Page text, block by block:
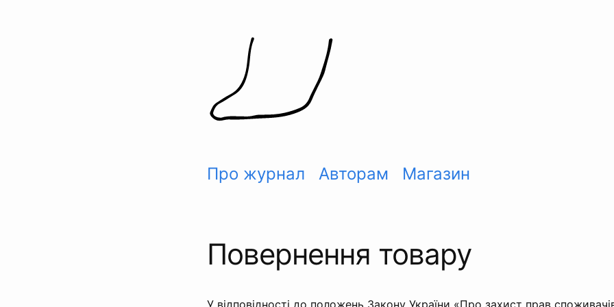
Про журнал Авторам Магазин
Повернення товару
У відповідності до положень Закону України «Про захист прав